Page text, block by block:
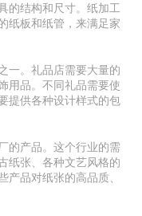
的结构和尺寸。纸加工
纸板和纸管，来满足家
一。礼品店需要大量的
用品。不同礼品需要使
提供各种设计样式的包
的产品。这个行业的需
纸张、各种文艺风格的
产品对纸张的高品质、